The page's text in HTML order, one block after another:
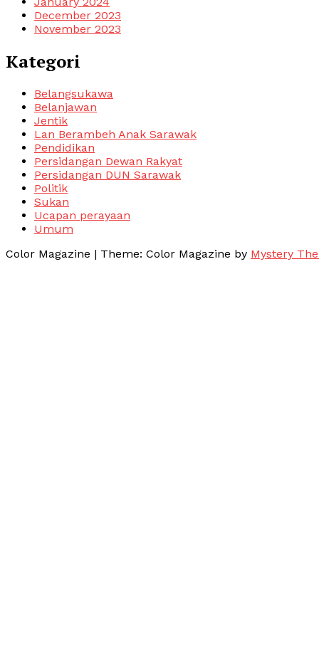
December 2023
November 2023
Kategori
Belangsukawa
Belanjawan
Jentik
Lan Berambeh Anak Sarawak
Pendidikan
Persidangan Dewan Rakyat
Persidangan DUN Sarawak
Politik
Sukan
Ucapan perayaan
Umum
Color Magazine | Theme: Color Magazine by Mystery